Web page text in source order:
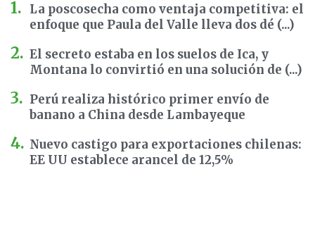
La poscosecha como ventaja competitiva: el
enfoque que Paula del Valle lleva dos dé (...)
El secreto estaba en los suelos de Ica, y
Montana lo convirtió en una solución de (...)
Perú realiza histórico primer envío de
banano a China desde Lambayeque
Nuevo castigo para exportaciones chilenas:
EE UU establece arancel de 12,5%